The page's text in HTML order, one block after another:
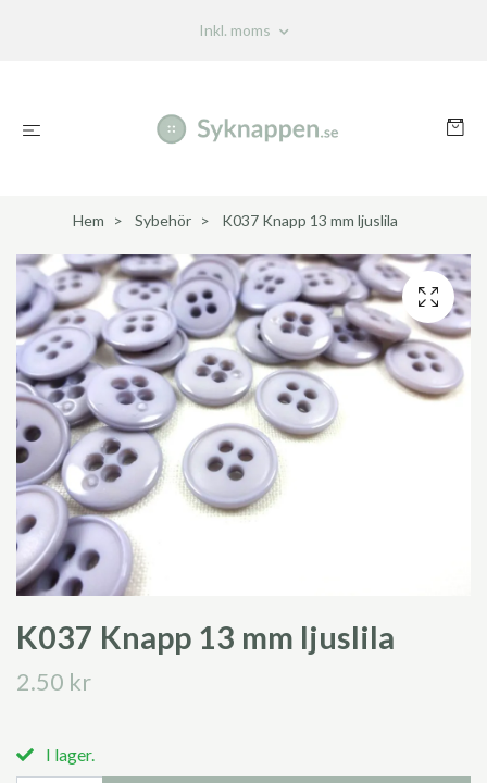
Inkl. moms
Hem Sybehör K037 Knapp 13 mm ljuslila
K037 Knapp 13 mm ljuslila
2.50 kr
I lager.